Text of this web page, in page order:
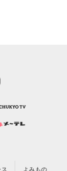
よみもの